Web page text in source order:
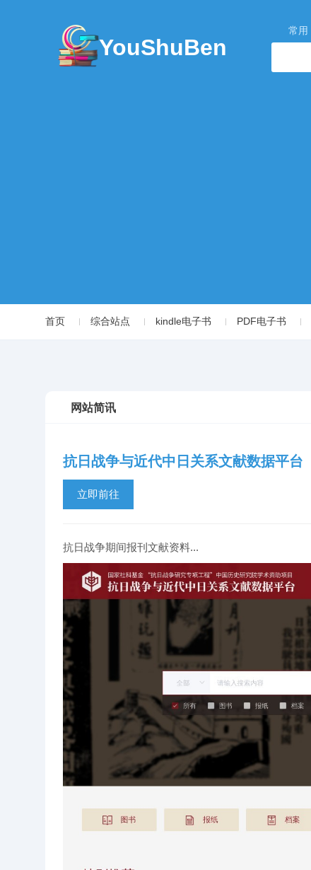
YouShuBen
常用
首页 综合站点 kindle电子书 PDF电子书
网站简讯
抗日战争与近代中日关系文献数据平台
立即前往
抗日战争期间报刊文献资料...